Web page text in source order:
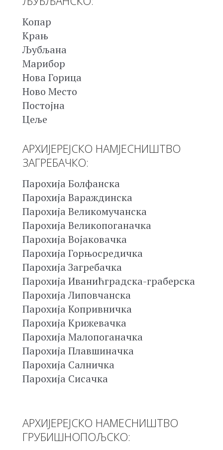
Копар
Крањ
Љубљана
Марибор
Нова Горица
Ново Место
Постојна
Цеље
АРХИЈЕРЕЈСКО НАМЈЕСНИШТВО
ЗАГРЕБАЧКО:
Парохија Болфанска
Парохија Вараждинска
Парохија Великомучанска
Парохија Великопоганачка
Парохија Војаковачка
Парохија Горњосредичка
Парохија Загребачка
Парохија Иванићградска-граберска
Парохија Липовчанска
Парохија Копривничка
Парохија Крижевачка
Парохија Малопоганачка
Парохија Плавшиначка
Парохија Салничка
Парохија Сисачка
АРХИЈЕРЕЈСКО НАМЕСНИШТВО
ГРУБИШНОПОЉСКО: